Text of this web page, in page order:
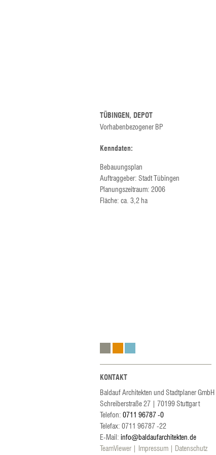
TÜBINGEN, DEPOT
Vorhabenbezogener BP
Kenndaten:
Bebauungsplan
Auftraggeber: Stadt Tübingen
Planungszeitraum: 2006
Fläche: ca. 3,2 ha
KONTAKT
Baldauf Architekten und Stadtplaner GmbH
Schreiberstraße 27 | 70199Stuttgart
Telefon: 0711 96787 -0
Telefax: 0711 96787 -22
E-Mail: info@baldaufarchitekten.de
TeamViewer
Impressum Datenschutz